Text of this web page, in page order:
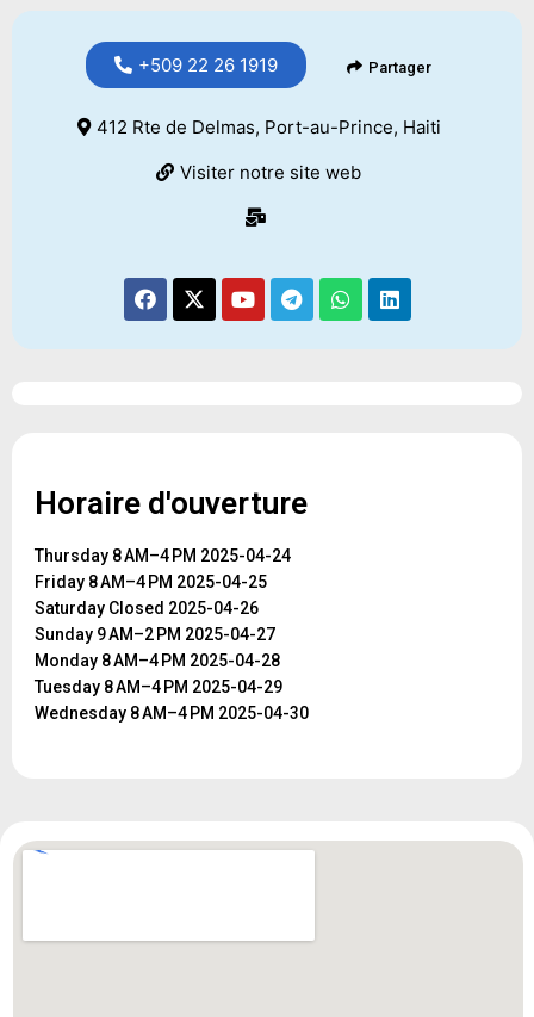
+509 22 26 1919 Partager
412 Rte de Delmas, Port-au-Prince, Haiti
Visiter notre site web
Horaire d'ouverture
Thursday 8 AM–4 PM 2025-04-24
Friday 8 AM–4 PM 2025-04-25
Saturday Closed 2025-04-26
Sunday 9 AM–2 PM 2025-04-27
Monday 8 AM–4 PM 2025-04-28
Tuesday 8 AM–4 PM 2025-04-29
Wednesday 8 AM–4 PM 2025-04-30